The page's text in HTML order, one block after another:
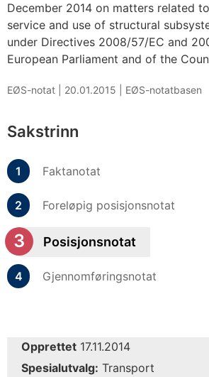
December 2014 on matters related
service and use of structural
under Directives 2008/57/EC and
European Parliament and of the
EØS-notat | 20.01.2015 EØS-notatbasen
Sakstrinn
Faktanotat
Foreløpig posisjonsnotat
Posisjonsnotat
Gjennomføringsnotat
Opprettet 17.11.2014
Spesialutvalg: Transport